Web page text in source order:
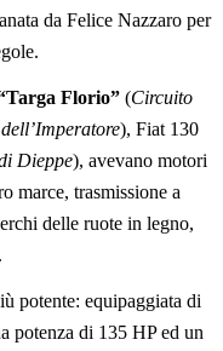
da Felice Nazzaro per
Florio” (Circuito
), Fiat 130
Dieppe), avevano motori
marce, trasmissione a
delle ruote in legno,
potente: equipaggiata di
potenza di 135 HP ed un